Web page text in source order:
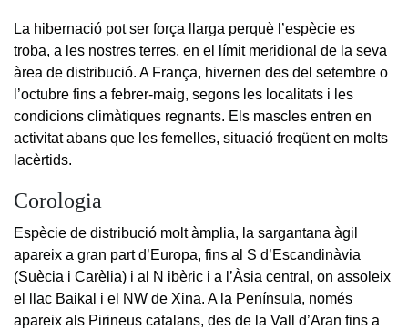
La hibernació pot ser força llarga perquè l’espècie es
troba, a les nostres terres, en el límit meridional de la seva
àrea de distribució. A França, hivernen des del setembre o
l’octubre fins a febrer-maig, segons les localitats i les
condicions climàtiques regnants. Els mascles entren en
activitat abans que les femelles, situació freqüent en molts
lacèrtids.
Corologia
Espècie de distribució molt àmplia, la sargantana àgil
apareix a gran part d’Europa, fins al S d’Escandinàvia
(Suècia i Carèlia) i al N ibèric i a l’Àsia central, on assoleix
el llac Baikal i el NW de Xina. A la Península, només
apareix als Pirineus catalans, des de la Vall d’Aran fins a